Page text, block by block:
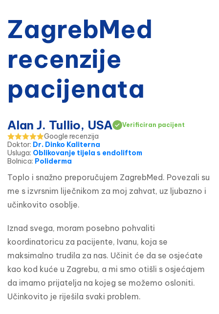
ZagrebMed
recenzije
pacijenata
Alan J. Tullio, USA Verificiran pacijent
Google recenzija
Doktor: Dr. Dinko Kaliterna
Usluga: Oblikovanje tijela s endoliftom
Bolnica: Poliderma
Toplo i snažno preporučujem ZagrebMed. Povezali su
me s izvrsnim liječnikom za moj zahvat, uz ljubazno i
učinkovito osoblje.
Iznad svega, moram posebno pohvaliti
koordinatoricu za pacijente, Ivanu, koja se
maksimalno trudila za nas. Učinit će da se osjećate
kao kod kuće u Zagrebu, a mi smo otišli s osjećajem
da imamo prijatelja na kojeg se možemo osloniti.
Učinkovito je riješila svaki problem.